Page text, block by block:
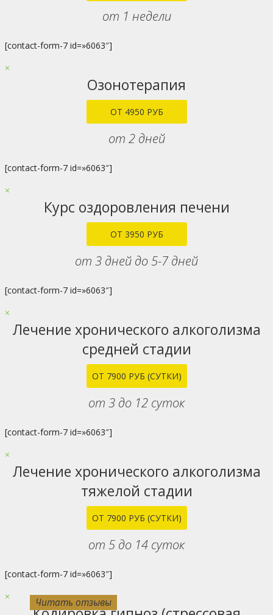
Читать отзывы
Читать отзывы
Читать отзывы
Читать отзывы
Читать отзывы
Читать отзывы
Читать отзывы
Читать отзывы
Читать отзывы
Читать отзывы
от 1 недели
[contact-form-7 id=»6063″]
×
Озонотерапия
ОТ 4950 РУБ
от 2 дней
[contact-form-7 id=»6063″]
×
Курс оздоровления печени
ОТ 3950 РУБ
от 3 дней до 5-7 дней
[contact-form-7 id=»6063″]
×
Лечение хронического алкоголизма
средней стадии
ОТ 7900 РУБ (СУТКИ)
от 3 до 12 суток
[contact-form-7 id=»6063″]
×
Лечение хронического алкоголизма
тяжелой стадии
ОТ 7900 РУБ (СУТКИ)
от 5 до 14 суток
[contact-form-7 id=»6063″]
×